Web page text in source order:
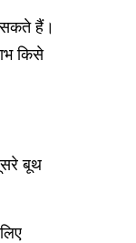
सकते हैं।
किसे
बूथ